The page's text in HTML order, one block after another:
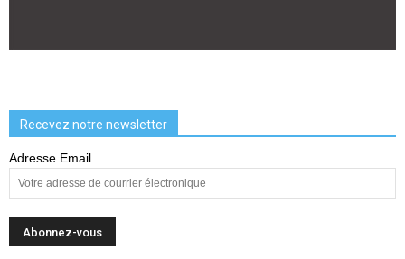
Recevez notre newsletter
Adresse Email